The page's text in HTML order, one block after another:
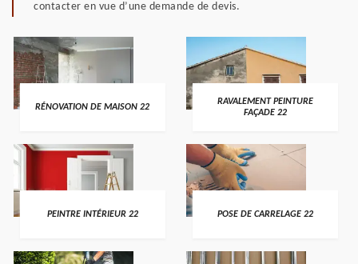
contacter en vue d’une demande de devis.
RÉNOVATION DE MAISON 22
RAVALEMENT PEINTURE
FAÇADE 22
PEINTRE INTÉRIEUR 22 POSE DE CARRELAGE 22